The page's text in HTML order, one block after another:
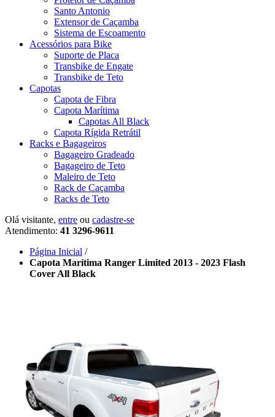
Santo Antonio
Extensor de Caçamba
Sistema de Escoamento
Acessórios para Bike
Suporte de Placa
Transbike de Engate
Transbike de Teto
Capotas
Capota de Fibra
Capota Marítima
Capotas All Black
Capota Rígida Retrátil
Racks e Bagageiros
Bagageiro Gradeado
Bagageiro de Teto
Maleiro de Teto
Rack de Caçamba
Racks de Teto
Olá visitante, entre ou cadastre-se
Atendimento: 41 3296-9611
Página Inicial /
Capota Marítima Ranger Limited 2013 - 2023 Flash
Cover All Black